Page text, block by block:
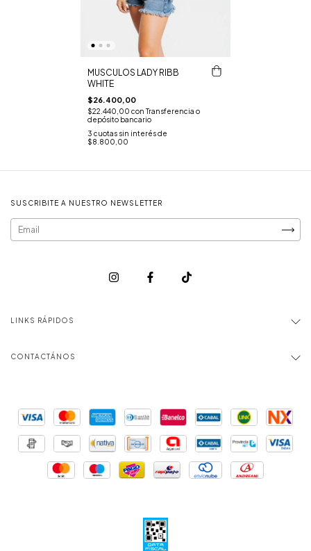
MUSCULOS LADY RIBB
WHITE
$26.400,00
$22.440,00 con Transferencia o
depósito bancario
3 cuotas sin interés de
$8.800,00
SUSCRIBITE A NUESTRO NEWSLETTER
LINKS RÁPIDOS
CONTACTÁNOS